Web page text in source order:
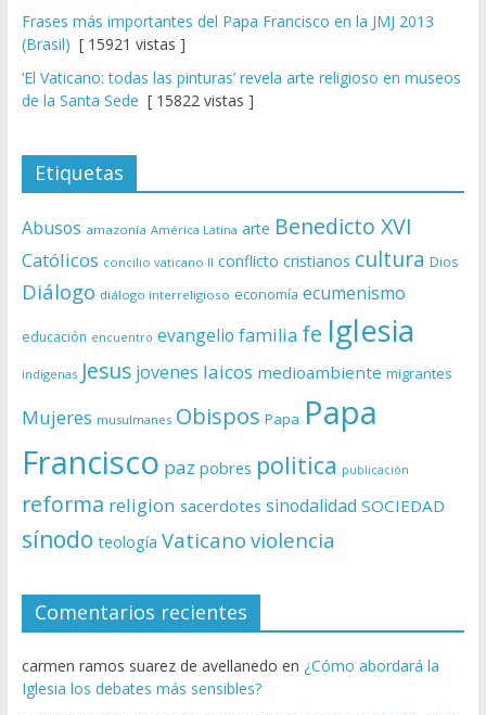
Frases más importantes del Papa Francisco en la JMJ 2013
(Brasil) [ 15921 vistas ]
‘El Vaticano: todas las pinturas’ revela arte religioso en museos
de la Santa Sede [ 15822 vistas ]
Etiquetas
Abusos amazonía América Latina arte Benedicto XVI
Católicos concilio vaticano II conflicto cristianos cultura Dios
Diálogo diálogo interreligioso economía ecumenismo
educación encuentro evangelio familia fe Iglesia
indígenas Jesus jovenes laicos medioambiente migrantes
Mujeres musulmanes Obispos Papa Papa
Francisco paz pobres politica publicación
reforma religion sacerdotes sinodalidad SOCIEDAD
sínodo teología Vaticano violencia
Comentarios recientes
carmen ramos suarez de avellanedo en ¿Cómo abordará la
Iglesia los debates más sensibles?